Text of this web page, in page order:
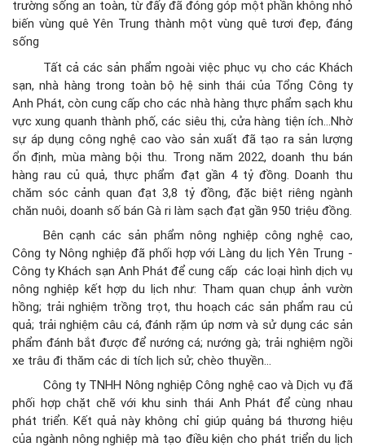
trường sống an toàn, từ đấy đã đóng góp một phần không nhỏ
biến vùng quê Yên Trung thành một vùng quê tươi đẹp, đáng
sống
Tất cả các sản phẩm ngoài việc phục vụ cho các Khách
sạn, nhà hàng trong toàn bộ hệ sinh thái của Tổng Công ty
Anh Phát, còn cung cấp cho các nhà hàng thực phẩm sạch khu
vực xung quanh thành phố, các siêu thị, cửa hàng tiện ích…Nhờ
sự áp dụng công nghệ cao vào sản xuất đã tạo ra sản lượng
ổn định, mùa màng bội thu. Trong năm 2022, doanh thu bán
hàng rau củ quả, thực phẩm đạt gần 4 tỷ đồng. Doanh thu
chăm sóc cảnh quan đạt 3,8 tỷ đồng, đặc biệt riêng ngành
chăn nuôi, doanh số bán Gà ri làm sạch đạt gần 950 triệu đồng.
Bên cạnh các sản phẩm nông nghiệp công nghệ cao,
Công ty Nông nghiệp đã phối hợp với Làng du lịch Yên Trung -
Công ty Khách sạn Anh Phát để cung cấp các loại hình dịch vụ
nông nghiệp kết hợp du lịch như: Tham quan chụp ảnh vườn
hồng; trải nghiệm trồng trọt, thu hoạch các sản phẩm rau củ
quả; trải nghiệm câu cá, đánh rặm úp nơm và sử dụng các sản
phẩm đánh bắt được để nướng cá; nướng gà; trải nghiệm ngồi
xe trâu đi thăm các di tích lịch sử; chèo thuyền…
Công ty TNHH Nông nghiệp Công nghệ cao và Dịch vụ đã
phối hợp chặt chẽ với khu sinh thái Anh Phát để cùng nhau
phát triển. Kết quả này không chỉ giúp quảng bá thương hiệu
của ngành nông nghiệp mà tạo điều kiện cho phát triển du lịch